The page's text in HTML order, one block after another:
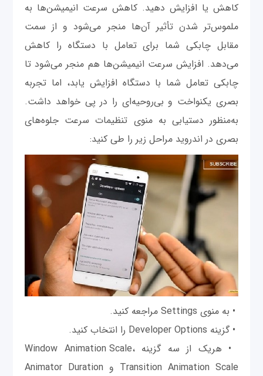
کاهش یا افزایش دهید. کاهش سرعت انیمیشن‌ها به
ملموس‌تر شدن تأثیر آن‌ها منجر می‌شود و از سمت
مقابل چابکی شما برای تعامل با دستگاه را کاهش
می‌دهد. افزایش سرعت انیمیشن‌ها هم منجر می‌شود تا
چابکی تعامل شما با دستگاه افزایش یابد، اما تجربه
بصری یکنواخت و بی‌روحیه‌ای را در پی خواهد داشت.
به‌منظور دستیابی به منوی تنظیمات سرعت جلوه‌های
بصری در اندروید مراحل زیر را طی کنید:
• به منوی Settings مراجعه کنید.
• گزینه Developer Options را انتخاب کنید.
• هریک از سه گزینه Window Animation Scale،
Transition Animation Scale و Animator Duration